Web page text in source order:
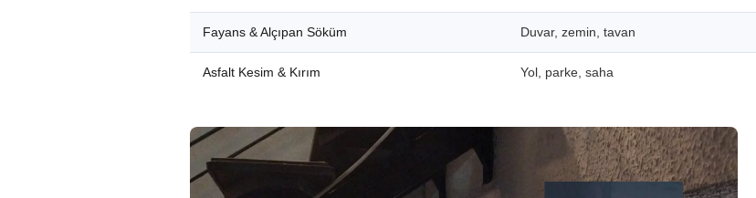
Fayans & Alçıpan Söküm Duvar, zemin, tavan
Asfalt Kesim & Kırım Yol, parke, saha